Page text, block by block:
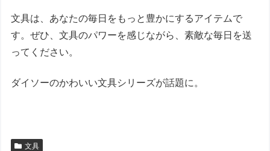
文具は、あなたの毎日をもっと豊かにするアイテムで
す。ぜひ、文具のパワーを感じながら、素敵な毎日を送
ってください。
ダイソーのかわいい文具シリーズが話題に。
文具